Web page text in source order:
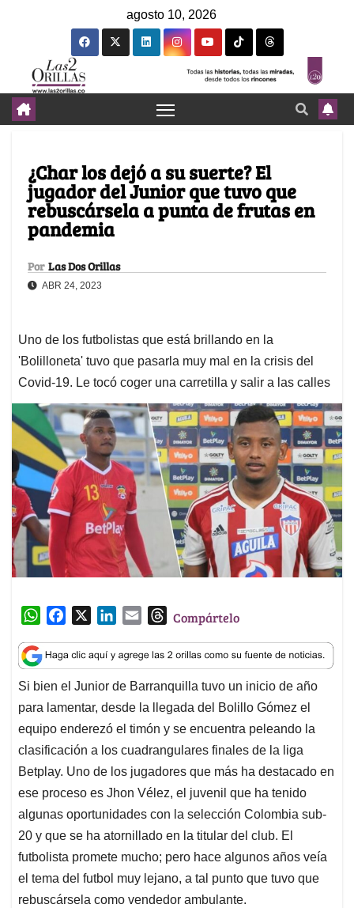
agosto 10, 2026
¿Char los dejó a su suerte? El
jugador del Junior que tuvo que
rebuscársela a punta de frutas en
pandemia
Por Las Dos Orillas
ABR 24, 2023
Uno de los futbolistas que está brillando en la
'Bolilloneta' tuvo que pasarla muy mal en la crisis del
Covid-19. Le tocó coger una carretilla y salir a las calles
W
a
t
s
A
p
p
c
e
b
o
o
k
n
k
e
d
I
n
a
i
l
T
r
e
a
d
s
Compártelo
Si bien el Junior de Barranquilla tuvo un inicio de año
para lamentar, desde la llegada del Bolillo Gómez el
equipo enderezó el timón y se encuentra peleando la
clasificación a los cuadrangulares finales de la liga
Betplay. Uno de los jugadores que más ha destacado en
ese proceso es Jhon Vélez, el juvenil que ha tenido
algunas oportunidades con la selección Colombia sub-
20 y que se ha atornillado en la titular del club. El
futbolista promete mucho; pero hace algunos años veía
el tema del futbol muy lejano, a tal punto que tuvo que
rebuscársela como vendedor ambulante.